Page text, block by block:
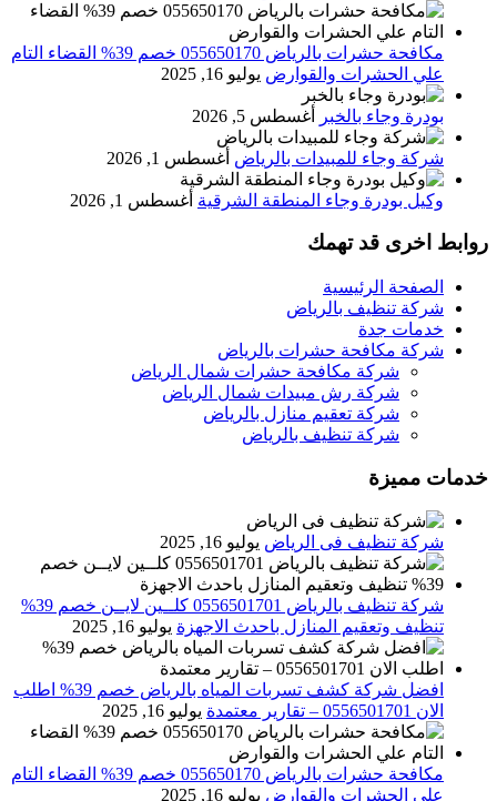
مكافحة حشرات بالرياض 055650170 خصم 39% القضاء التام
علي الحشرات والقوارض يوليو 16, 2025
بودرة وجاء بالخبر أغسطس 5, 2026
شركة وجاء للمبيدات بالرياض أغسطس 1, 2026
وكيل بودرة وجاء المنطقة الشرقية أغسطس 1, 2026
روابط اخرى قد تهمك
الصفحة الرئيسية
شركة تنظيف بالرياض
خدمات جدة
شركة مكافحة حشرات بالرياض
شركة مكافحة حشرات شمال الرياض
شركة رش مبيدات شمال الرياض
شركة تعقيم منازل بالرياض
شركة تنظيف بالرياض
خدمات مميزة
شركة تنظيف فى الرياض يوليو 16, 2025
شركة تنظيف بالرياض 0556501701 كلــين لايــن خصم 39%
تنظيف وتعقيم المنازل باحدث الاجهزة يوليو 16, 2025
افضل شركة كشف تسربات المياه بالرياض خصم 39% اطلب
الان 0556501701‬‏ – تقارير معتمدة
يوليو 16, 2025
مكافحة حشرات بالرياض 055650170 خصم 39% القضاء التام
علي الحشرات والقوارض يوليو 16, 2025